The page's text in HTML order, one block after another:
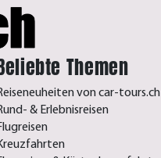
Themen
von car-tours.ch
& Erlebnisreisen